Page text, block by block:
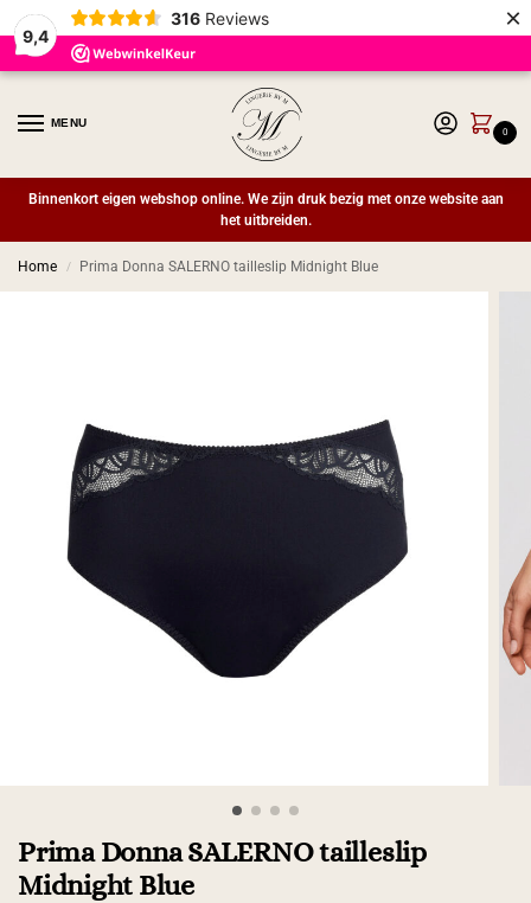
9,4
316 Reviews ×
MENU
0
Binnenkort eigen webshop online. We zijn druk bezig met onze website aan
het uitbreiden.
Home / Prima Donna SALERNO tailleslip Midnight Blue
Prima Donna SALERNO tailleslip
Midnight Blue